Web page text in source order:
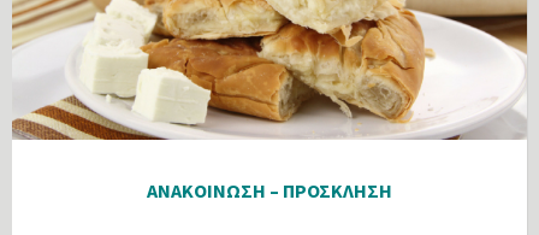
ΑΝΑΚΟΙΝΩΣΗ – ΠΡΟΣΚΛΗΣΗ